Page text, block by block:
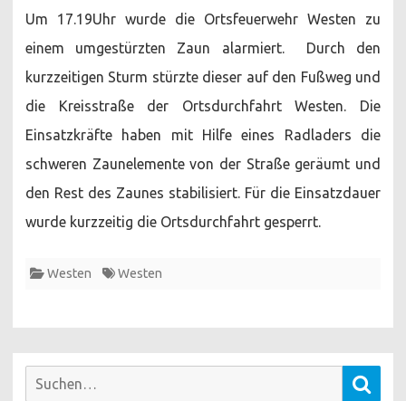
Um 17.19Uhr wurde die Ortsfeuerwehr Westen zu
einem umgestürzten Zaun alarmiert. Durch den
kurzzeitigen Sturm stürzte dieser auf den Fußweg und
die Kreisstraße der Ortsdurchfahrt Westen. Die
Einsatzkräfte haben mit Hilfe eines Radladers die
schweren Zaunelemente von der Straße geräumt und
den Rest des Zaunes stabilisiert. Für die Einsatzdauer
wurde kurzzeitig die Ortsdurchfahrt gesperrt.
Westen Westen
Suchen